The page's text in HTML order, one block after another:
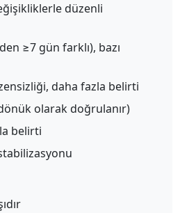
düzenli
≥7 gün farklı), bazı
daha fazla belirti
olarak doğrulanır)
belirti